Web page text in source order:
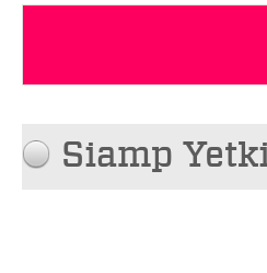
Siamp